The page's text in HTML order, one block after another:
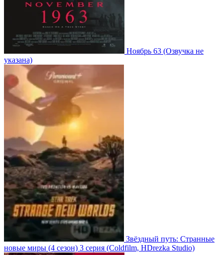
Ноябрь 63 (Озвучка не
указана)
Звёздный путь: Странные
новые миры (4 сезон) 3 серия (Coldfilm, HDrezka Studio)